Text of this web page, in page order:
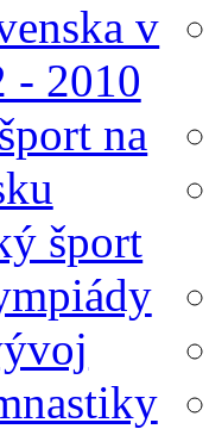
v
- 2010
na
šport